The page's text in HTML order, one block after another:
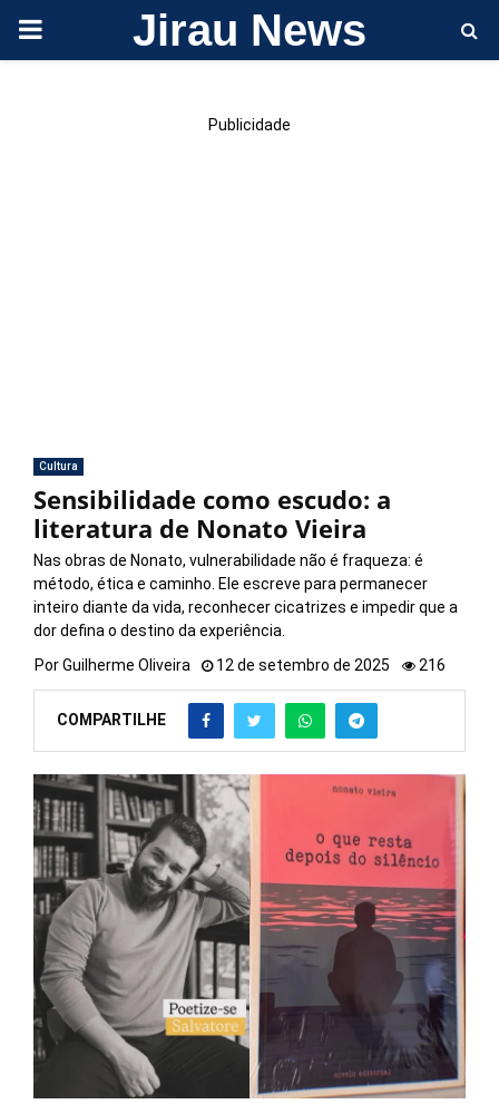
PRIMARY Jirau News
Publicidade
Cultura
Sensibilidade como escudo: a
literatura de Nonato Vieira
Nas obras de Nonato, vulnerabilidade não é fraqueza: é
método, ética e caminho. Ele escreve para permanecer
inteiro diante da vida, reconhecer cicatrizes e impedir que a
dor defina o destino da experiência.
PorGuilherme Oliveira 12 de setembro de 2025 216
COMPARTILHE